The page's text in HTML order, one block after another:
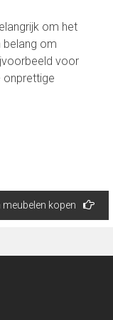
om het
belang om
voor
meubelen kopen